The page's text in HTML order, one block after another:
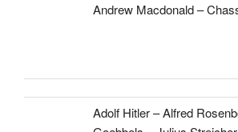
Andrew Macdonald –
Adolf Hitler – Alfred